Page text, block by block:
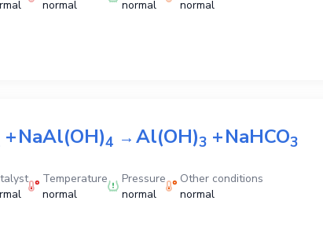
normal
normal
normal
+NaAl(OH)4 →Al(OH)3 +NaHCO3
Temperature
normal
Pressure
normal
Other conditions
normal